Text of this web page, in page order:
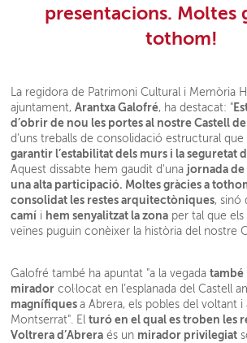
presentacions. Moltes
tothom!
La regidora de Patrimoni Cultural i Memòria
ajuntament,Arantxa Galofré, ha destacat: "
d’obrir de nou les portes al nostre Castell
d’uns treballs de consolidació estructural
garantir l’estabilitat dels murs i la seguretat
Aquest dissabte hem gaudit d'una jornada
una alta participació. Moltes gràcies a
consolidat les restes arquitectòniques, sinó
camí i hem senyalitzat la zona per tal que els
veïnes puguin conèixer la història del nostre
Galofré també ha apuntat "a la vegadatambé
mirador col·locat en l’esplanada del Castell
magnífiquesa Abrera, els pobles del voltant i
Montserrat". Elturó en el qual es troben les
Voltrera d’Abrera és un mirador privilegiat